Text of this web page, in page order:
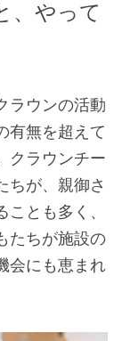
、やって
ラウンの活動
有無を超えて
クラウンチー
ちが、親御さ
とも多く、
たちが施設の
会にも恵まれ